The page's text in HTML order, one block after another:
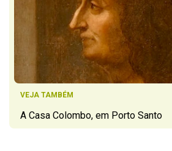
VEJA TAMBÉM
A Casa Colombo, em Porto Santo